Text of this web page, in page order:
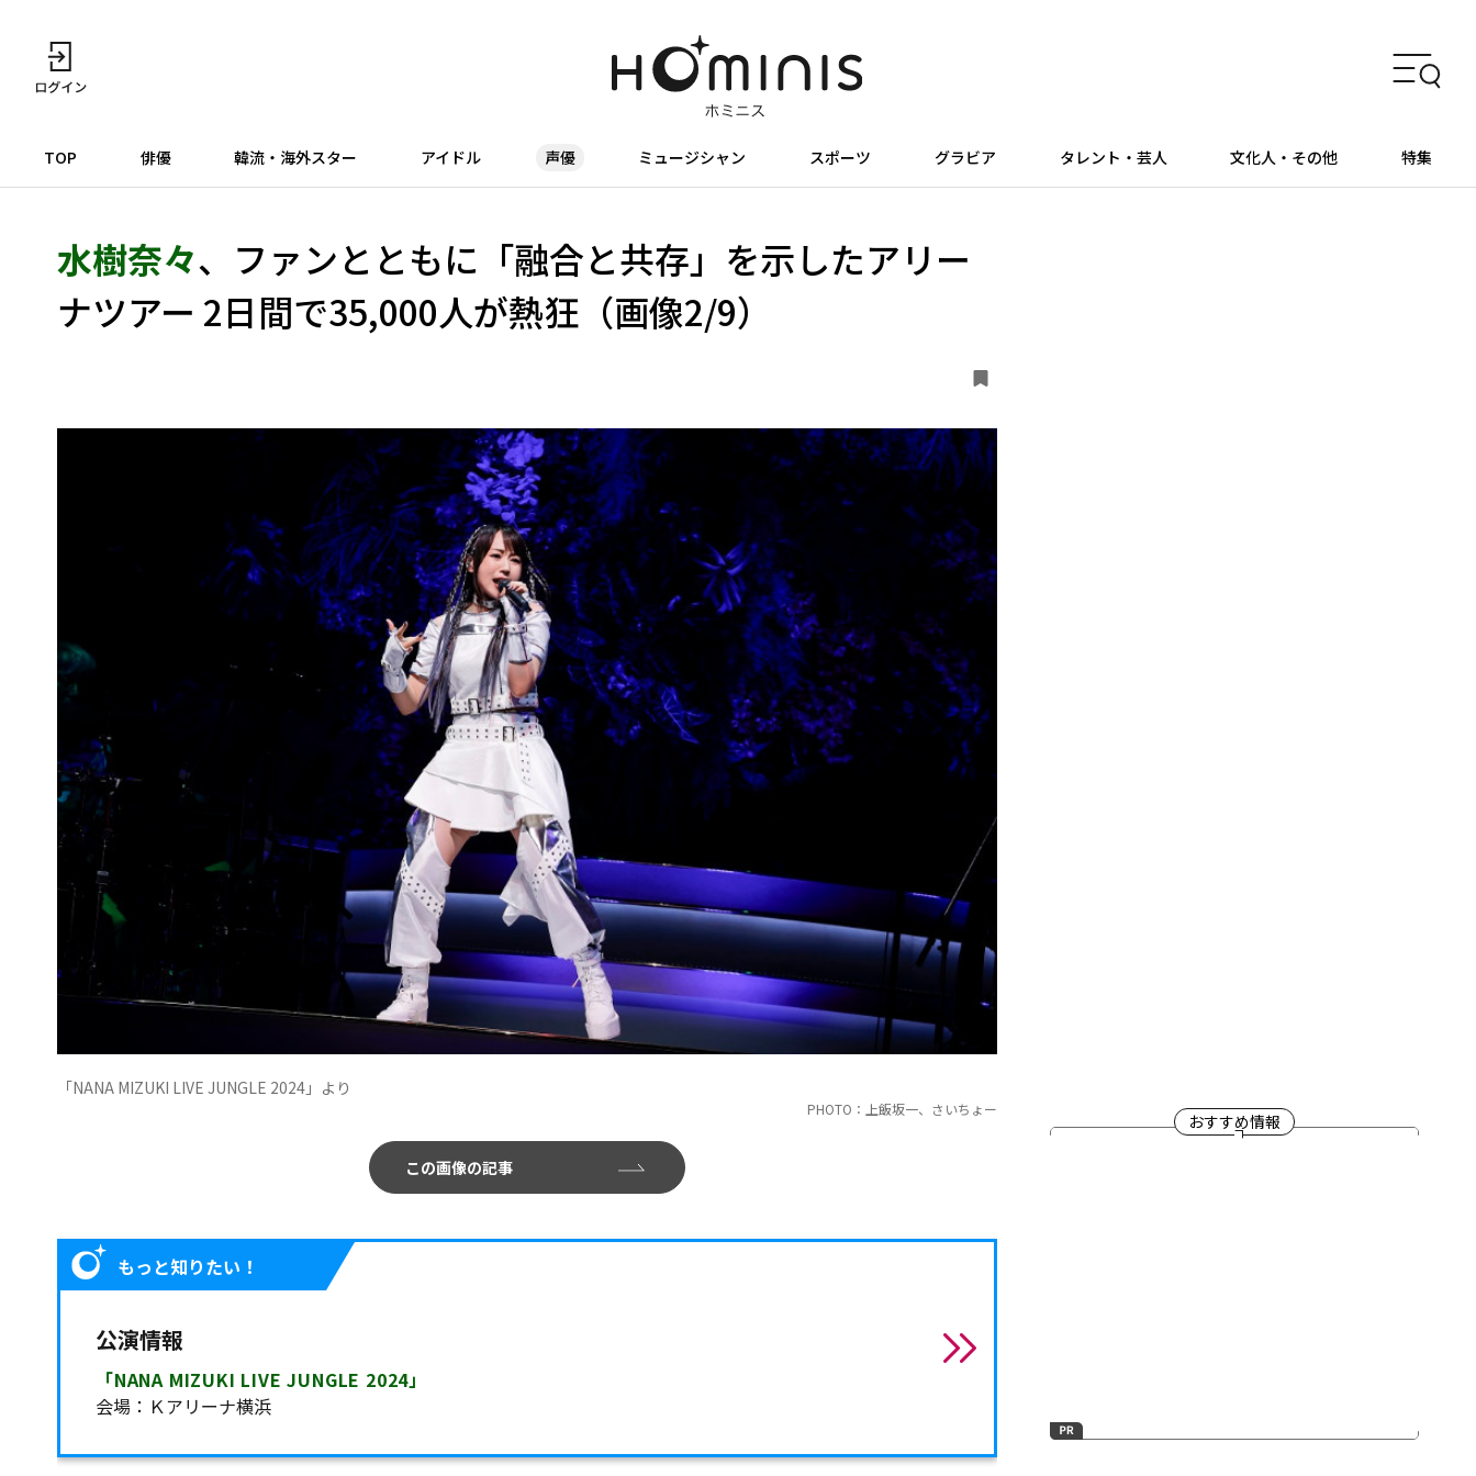
TOP 俳優 韓流・海外スター アイドル 声優 ミュージシャン スポーツ グラビア タレント・芸人 文化人・その他 特集
水樹奈々、ファンとともに「融合と共存」を示したアリー
ナツアー 2日間で35,000人が熱狂（画像2/9）
「NANA MIZUKI LIVE JUNGLE 2024」より
PHOTO：上飯坂一、さいちょー
この画像の記事
もっと知りたい！
公演情報
「NANA MIZUKI LIVE JUNGLE 2024」
会場：Ｋアリーナ横浜
おすすめ情報